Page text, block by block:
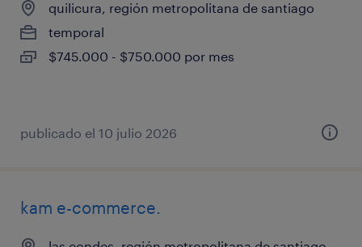
quilicura, región metropolitana de santiago
temporal
$745.000 - $750.000 por mes
publicado el 10 julio 2026
kam e-commerce.